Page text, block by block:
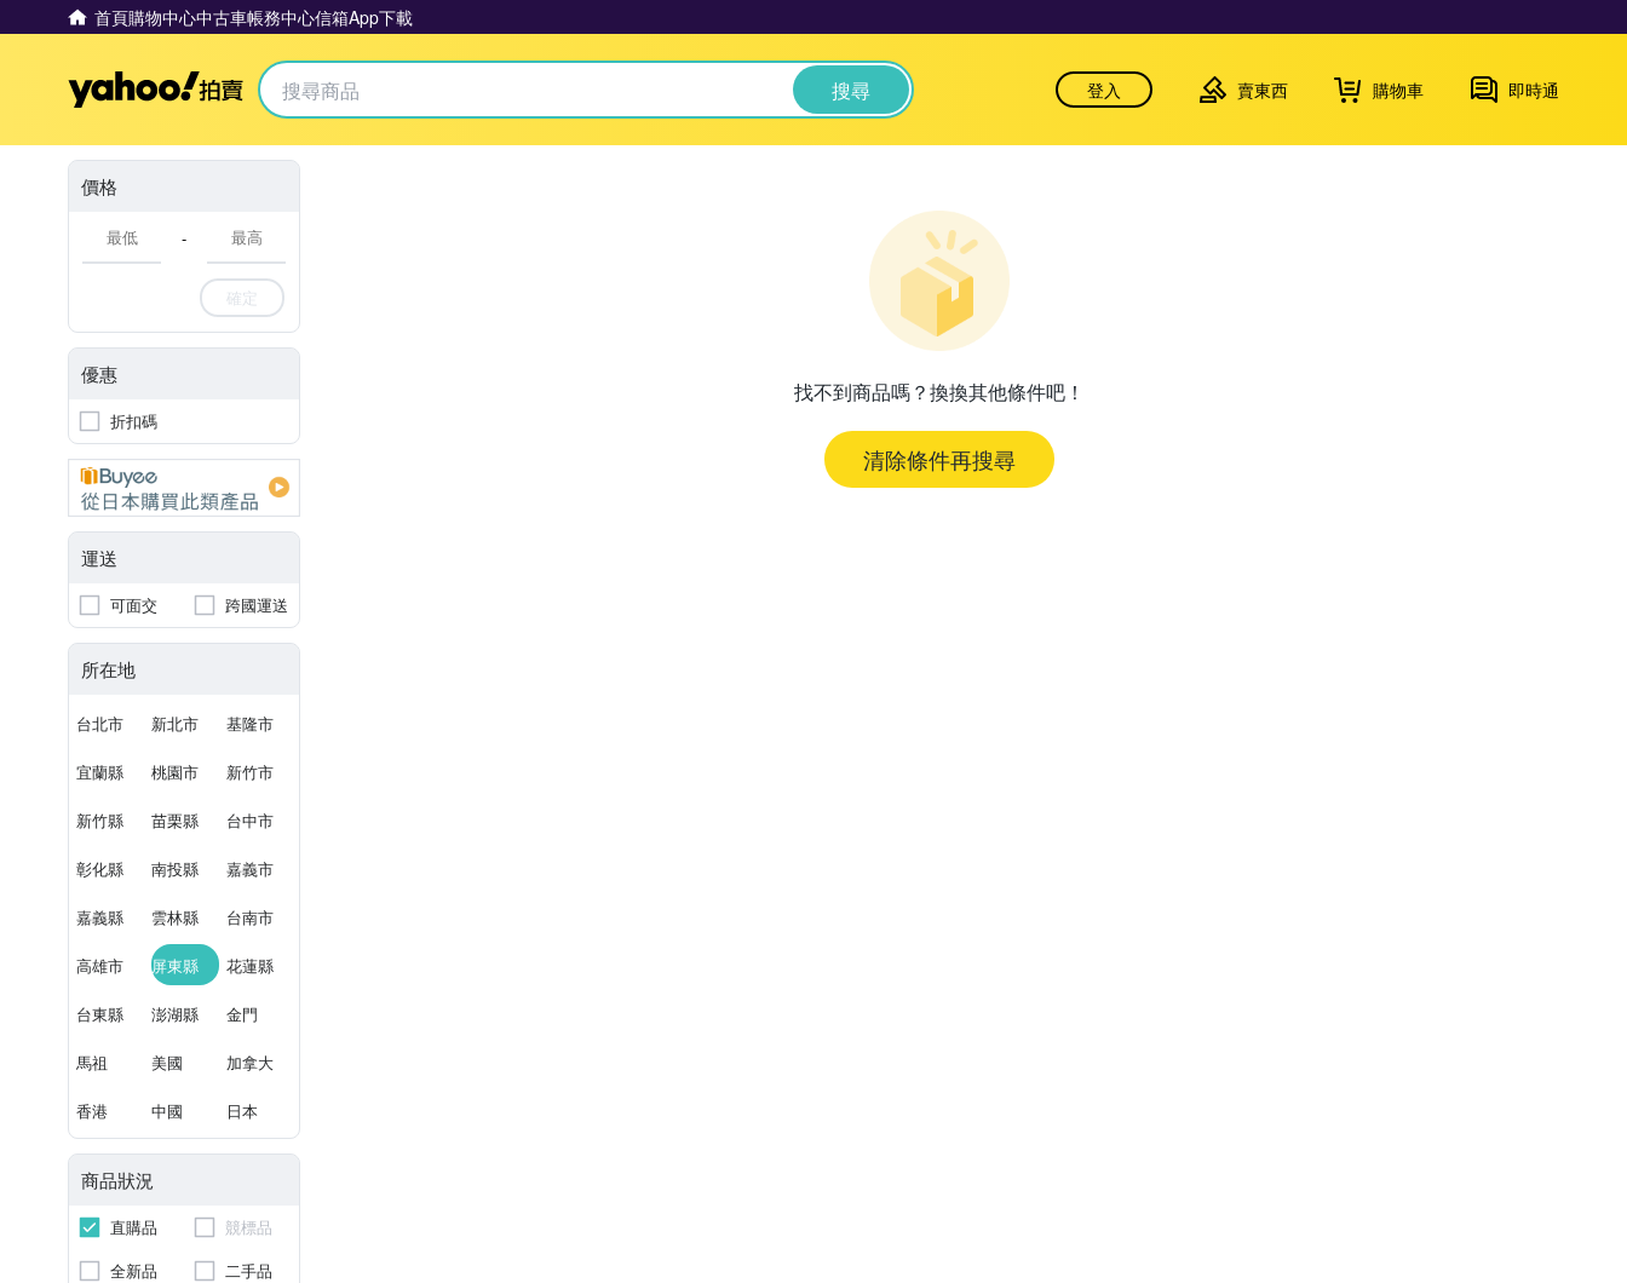
首頁購物中心中古車帳務中心信箱App下載
Yahoo拍賣 搜尋 登入 賣東西 購物車 即時通
價格
-
確定
優惠
折扣碼
運送
可面交 跨國運送
所在地
台北市 新北市 基隆市
宜蘭縣 桃園市 新竹市
新竹縣 苗栗縣 台中市
彰化縣 南投縣 嘉義市
嘉義縣 雲林縣 台南市
高雄市 屏東縣 花蓮縣
台東縣 澎湖縣 金門
馬祖 美國 加拿大
香港 中國 日本
商品狀況
直購品
競標品
全新品
二手品
找不到商品嗎？換換其他條件吧！
清除條件再搜尋